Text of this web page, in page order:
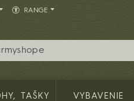
RANGE
TAŠKY VYBAVENIE